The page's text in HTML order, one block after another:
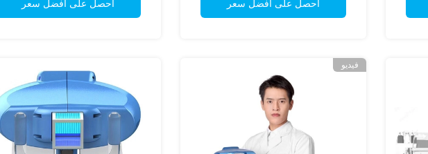
احصل على افضل سعر احصل على افضل سعر
فيديو